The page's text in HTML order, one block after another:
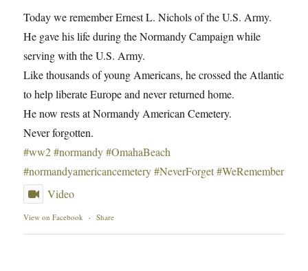
Today we remember Ernest L. Nichols of the U.S. Army.
He gave his life during the Normandy Campaign while
serving with the U.S. Army.
Like thousands of young Americans, he crossed the Atlantic
to help liberate Europe and never returned home.
He now rests at Normandy American Cemetery.
Never forgotten.
#ww2 #normandy #OmahaBeach
#normandyamericancemetery #NeverForget #WeRemember
Video
View on Facebook · Share